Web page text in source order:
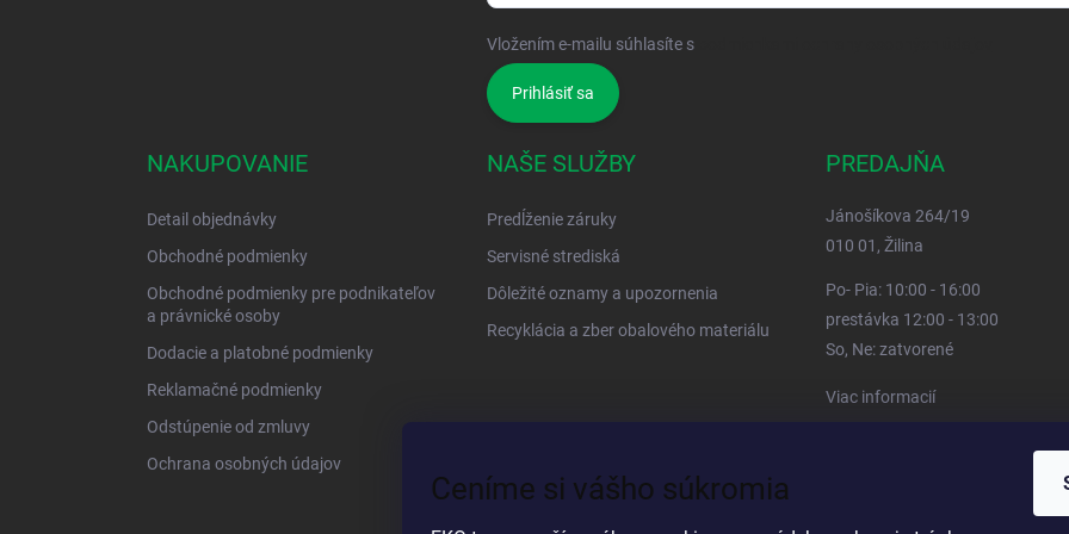
Ceníme si vášho súkromia
Vložením e-mailu súhlasíte s
Prihlásiť sa
NAKUPOVANIE
Detail objednávky
Obchodné podmienky
Obchodné podmienky pre podnikateľov
a právnické osoby
Dodacie a platobné podmienky
Reklamačné podmienky
Odstúpenie od zmluvy
Ochrana osobných údajov
NAŠE SLUŽBY
Predĺženie záruky
Servisné strediská
Dôležité oznamy a upozornenia
Recyklácia a zber obalového materiálu
PREDAJŇA
Jánošíkova 264/19
010 01, Žilina
Po- Pia: 10:00 - 16:00
prestávka 12:00 - 13:00
So, Ne: zatvorené
Viac informacií